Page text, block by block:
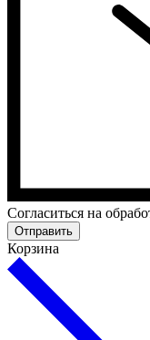
Cогласиться на
Отправить
Корзина